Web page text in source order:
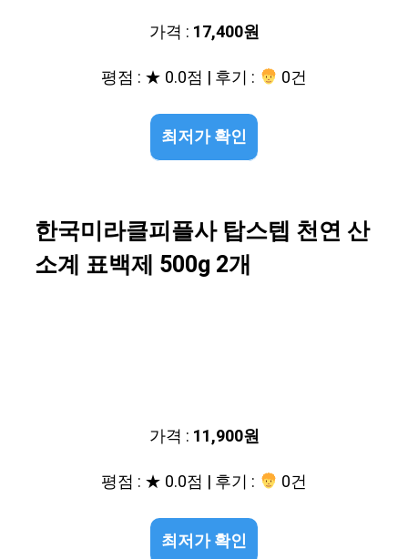
가격 : 17,400원
평점 : ★ 0.0점 | 후기 :
0건
최저가 확인
한국미라클피플사 탑스텝 천연 산
소계 표백제 500g 2개
가격 : 11,900원
평점 : ★ 0.0점 | 후기 :
0건
최저가 확인